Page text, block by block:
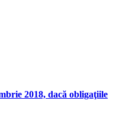
2018, dacă obligaţiile